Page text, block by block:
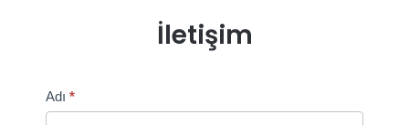
İletişim
İletişim
Adı *